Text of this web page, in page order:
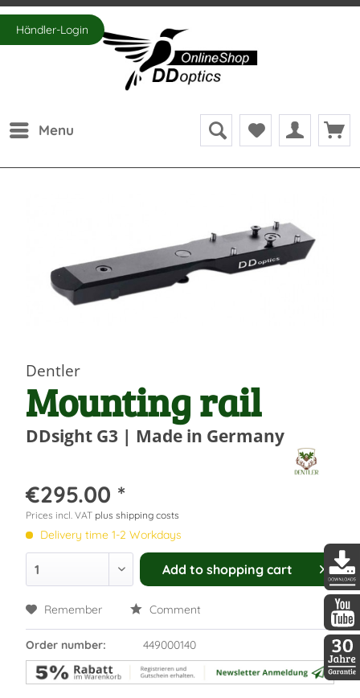
Händler-Login
Menu
Dentler
Mounting rail
DDsight G3 | Made in Germany
€295.00 *
Prices incl. VAT plus shipping costs
Delivery time 1-2 Workdays
Add to shopping cart
Remember Comment
Order number: 449000140
30